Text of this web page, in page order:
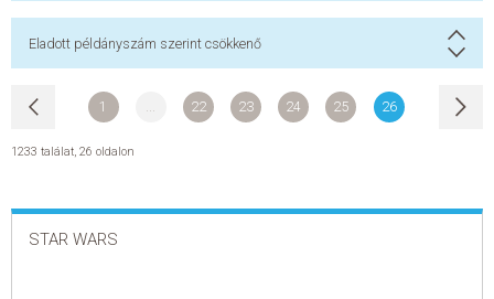
Eladott példányszám szerint csökkenő
1 ... 22 23 24 25 26
1233 találat, 26 oldalon
STAR WARS